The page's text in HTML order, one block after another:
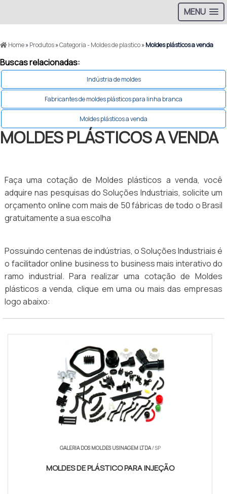
MENU
Home»Produtos»Categoria - Moldes de plastico»Moldes plásticos a venda
Buscas relacionadas:
Indústria de moldes
Fabricantes de moldes plásticos para linha branca
Moldes plásticos a venda
MOLDES PLÁSTICOS A VENDA
Faça uma cotação de Moldes plásticos a venda, você
adquire nas pesquisas do Soluções Industriais, solicite um
orçamento online com mais de 50 fábricas de todo o Brasil
gratuitamente a sua escolha
Possuindo centenas de indústrias, o Soluções Industriais é
o facilitador online business to business mais interativo do
ramo industrial. Para realizar uma cotação de Moldes
plásticos a venda, clique em uma ou mais das empresas
logo abaixo:
GALERIA DOS MOLDES USINAGEM LTDA/ SP
MOLDES DE PLÁSTICO PARA INJEÇÃO